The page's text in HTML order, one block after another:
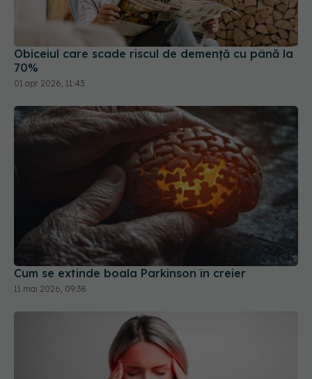
Obiceiul care scade riscul de demență cu până la
70%
01 apr 2026, 11:43
Cum se extinde boala Parkinson în creier
11 mai 2026, 09:38